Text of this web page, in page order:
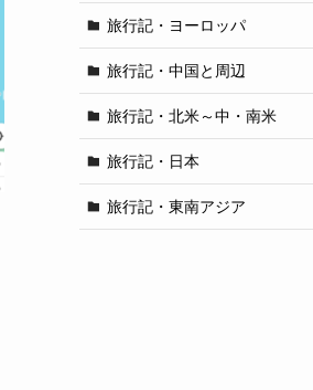
旅行記・ヨーロッパ
旅行記・中国と周辺
旅行記・北米～中・南米
旅行記・日本
旅行記・東南アジア